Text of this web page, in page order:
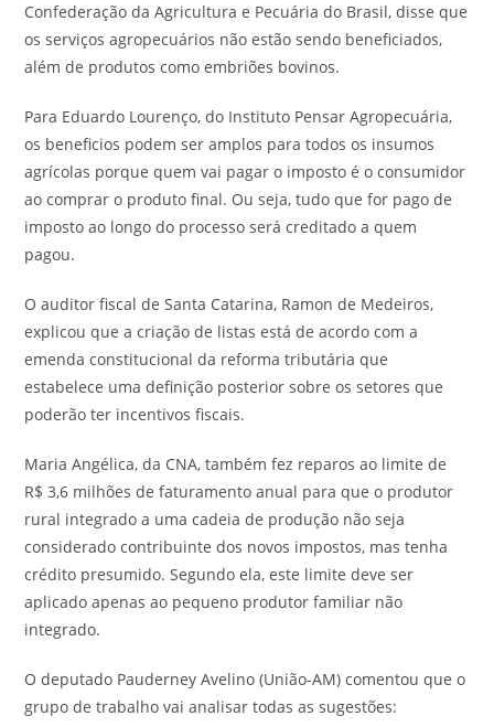
Confederação da Agricultura e Pecuária do Brasil, disse que
os serviços agropecuários não estão sendo beneficiados,
além de produtos como embriões bovinos.
Para Eduardo Lourenço, do Instituto Pensar Agropecuária,
os beneficios podem ser amplos para todos os insumos
agrícolas porque quem vai pagar o imposto é o consumidor
ao comprar o produto final. Ou seja, tudo que for pago de
imposto ao longo do processo será creditado a quem
pagou.
O auditor fiscal de Santa Catarina, Ramon de Medeiros,
explicou que a criação de listas está de acordo com a
emenda constitucional da reforma tributária que
estabelece uma definição posterior sobre os setores que
poderão ter incentivos fiscais.
Maria Angélica, da CNA, também fez reparos ao limite de
R$ 3,6 milhões de faturamento anual para que o produtor
rural integrado a uma cadeia de produção não seja
considerado contribuinte dos novos impostos, mas tenha
crédito presumido. Segundo ela, este limite deve ser
aplicado apenas ao pequeno produtor familiar não
integrado.
O deputado Pauderney Avelino (União-AM) comentou que o
grupo de trabalho vai analisar todas as sugestões: